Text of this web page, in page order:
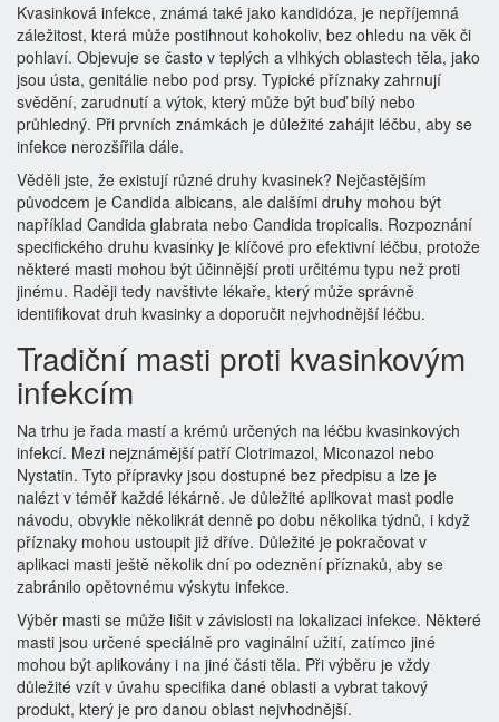
Kvasinková infekce, známá také jako kandidóza, je nepříjemná
záležitost, která může postihnout kohokoliv, bez ohledu na věk či
pohlaví. Objevuje se často v teplých a vlhkých oblastech těla, jako
jsou ústa, genitálie nebo pod prsy. Typické příznaky zahrnují
svědění, zarudnutí a výtok, který může být buď bílý nebo
průhledný. Při prvních známkách je důležité zahájit léčbu, aby se
infekce nerozšířila dále.
Věděli jste, že existují různé druhy kvasinek? Nejčastějším
původcem je Candida albicans, ale dalšími druhy mohou být
například Candida glabrata nebo Candida tropicalis. Rozpoznání
specifického druhu kvasinky je klíčové pro efektivní léčbu, protože
některé masti mohou být účinnější proti určitému typu než proti
jinému. Raději tedy navštivte lékaře, který může správně
identifikovat druh kvasinky a doporučit nejvhodnější léčbu.
Tradiční masti proti kvasinkovým
infekcím
Na trhu je řada mastí a krémů určených na léčbu kvasinkových
infekcí. Mezi nejznámější patří Clotrimazol, Miconazol nebo
Nystatin. Tyto přípravky jsou dostupné bez předpisu a lze je
nalézt v téměř každé lékárně. Je důležité aplikovat mast podle
návodu, obvykle několikrát denně po dobu několika týdnů, i když
příznaky mohou ustoupit již dříve. Důležité je pokračovat v
aplikaci masti ještě několik dní po odeznění příznaků, aby se
zabránilo opětovnému výskytu infekce.
Výběr masti se může lišit v závislosti na lokalizaci infekce. Některé
masti jsou určené speciálně pro vaginální užití, zatímco jiné
mohou být aplikovány i na jiné části těla. Při výběru je vždy
důležité vzít v úvahu specifika dané oblasti a vybrat takový
produkt, který je pro danou oblast nejvhodnější.